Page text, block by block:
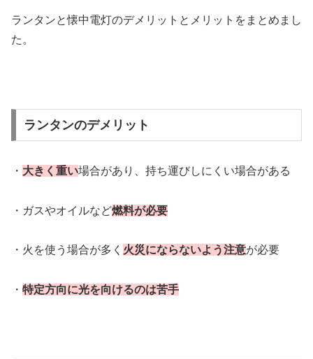
ランタンと懐中電灯のデメリットとメリットをまとめまし
た。
ランタンのデメリット
・ 大きく重い場合があり、持ち運びしにくい場合がある
・ガスやオイルなど燃料が必要
・火を使う場合が多く 火災にならないよう注意が必要
・ 特定方向に光を向けるのは苦手